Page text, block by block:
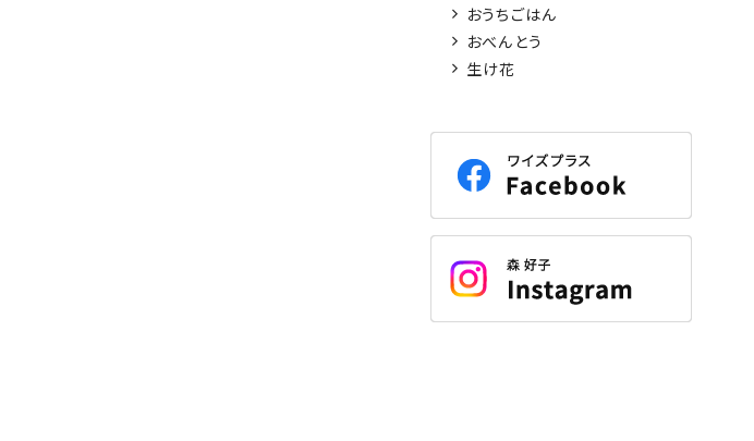
おうちごはん
おべんとう
生け花